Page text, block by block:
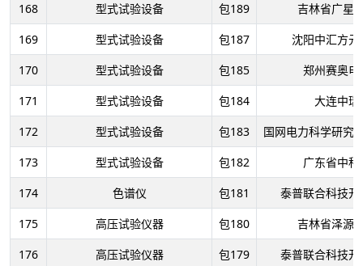
168
型式试验设备 包189
吉林省广星
169
型式试验设备 包187
沈阳中汇方
170
型式试验设备 包185
郑州赛奥
171
型式试验设备 包184
大连中
172
型式试验设备 包183
国网电力科学研究
173
型式试验设备 包182
广东省中
174
色谱仪 包181
泰普联合科技
175
高压试验仪器 包180
吉林省泽源
176
高压试验仪器 包179
泰普联合科技